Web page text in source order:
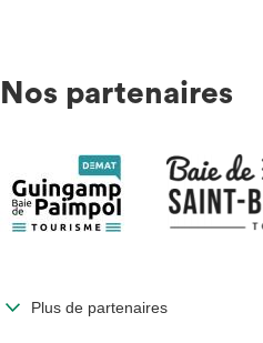
Nos partenaires
Plus de partenaires